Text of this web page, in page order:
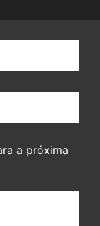
a próxima